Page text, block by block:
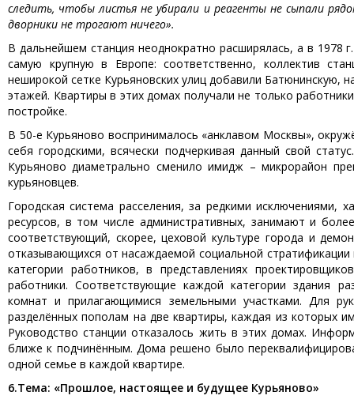
следить, чтобы листья не убирали и реагенты не сыпали
дворники не трогают ничего».
В дальнейшем станция неоднократно расширялась, а в 1978
самую крупную в Европе: соответственно, коллектив
неширокой сетке Курьяновских улиц добавили
этажей. Квартиры в этих домах получали не только
постройке.
В 50-е Курьяново воспринималось «анклавом Москвы»,
себя городскими, всячески подчеркивая данный свой
Курьяново диаметрально сменило имидж – микрорайон
курьяновцев.
Городская система расселения, за редкими исключениями,
ресурсов, в том числе административных, занимают и
соответствующий, скорее, цеховой культуре города и
отказывающихся от насаждаемой социальной
категории работников, в представлениях
работники. Соответствующие каждой категории здания
комнат и прилагающимися земельными участками. Для
разделённых пополам на две квартиры, каждая из которых
Руководство станции отказалось жить в этих домах.
ближе к подчинённым. Дома решено было
одной семье в каждой квартире.
6.Тема: «Прошлое, настоящее и будущее Курьяново»